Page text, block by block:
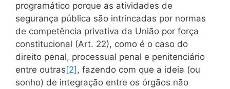
programático porque as atividades de
segurança pública são intrincadas por normas
de competência privativa da União por força
constitucional (Art. 22), como é o caso do
direito penal, processual penal e penitenciário
entre outras [2] , fazendo com que a ideia (ou
sonho) de integração entre os órgãos não